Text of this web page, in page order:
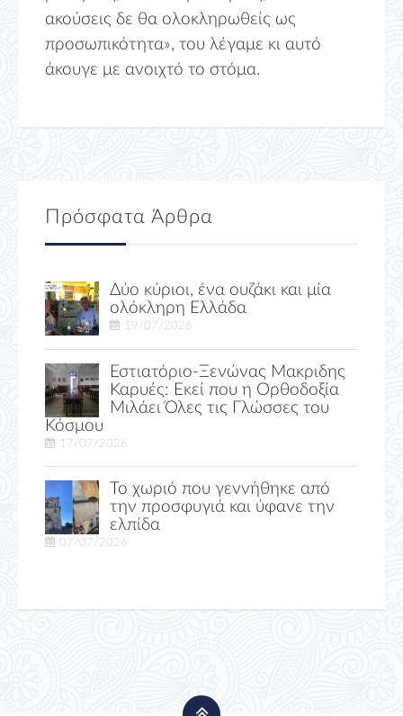
ακούσεις δε θα ολοκληρωθείς ως
προσωπικότητα», του λέγαμε κι αυτό
άκουγε με ανοιχτό το στόμα.
Πρόσφατα Άρθρα
Δύο κύριοι, ένα ουζάκι και μία
ολόκληρη Ελλάδα
19/07/2026
Εστιατόριο-Ξενώνας Μακριδης
Καρυές: Εκεί που η Ορθοδοξία
Μιλάει Όλες τις Γλώσσες του
Κόσμου
17/07/2026
Το χωριό που γεννήθηκε από
την προσφυγιά και ύφανε την
ελπίδα
07/07/2026